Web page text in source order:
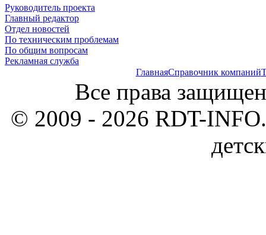
Руководитель проекта
Главный редактор
Отдел новостей
По техническим проблемам
По общим вопросам
Рекламная служба
ГлавнаяСправочник компаний
Все права
© 2009 - 2026 RDT-